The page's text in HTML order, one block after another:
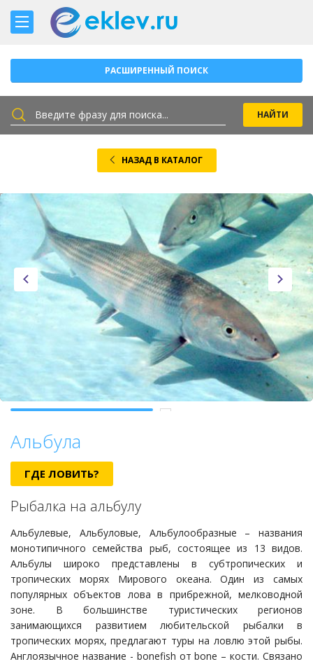
РАСШИРЕННЫЙ ПОИСК
НАЗАД В КАТАЛОГ
Альбула
ГДЕ ЛОВИТЬ?
Рыбалка на альбулу
Альбулевые, Альбуловые, Альбулообразные – названия
монотипичного семейства рыб, состоящее из 13 видов.
Альбулы широко представлены в субтропических и
тропических морях Мирового океана. Один из самых
популярных объектов лова в прибрежной, мелководной
зоне. В большинстве туристических регионов
занимающихся развитием любительской рыбалки в
тропических морях, предлагают туры на ловлю этой рыбы.
Англоязычное название - bonefish от bone – кости. Связано